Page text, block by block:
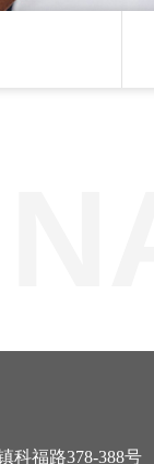
科福路378-388号